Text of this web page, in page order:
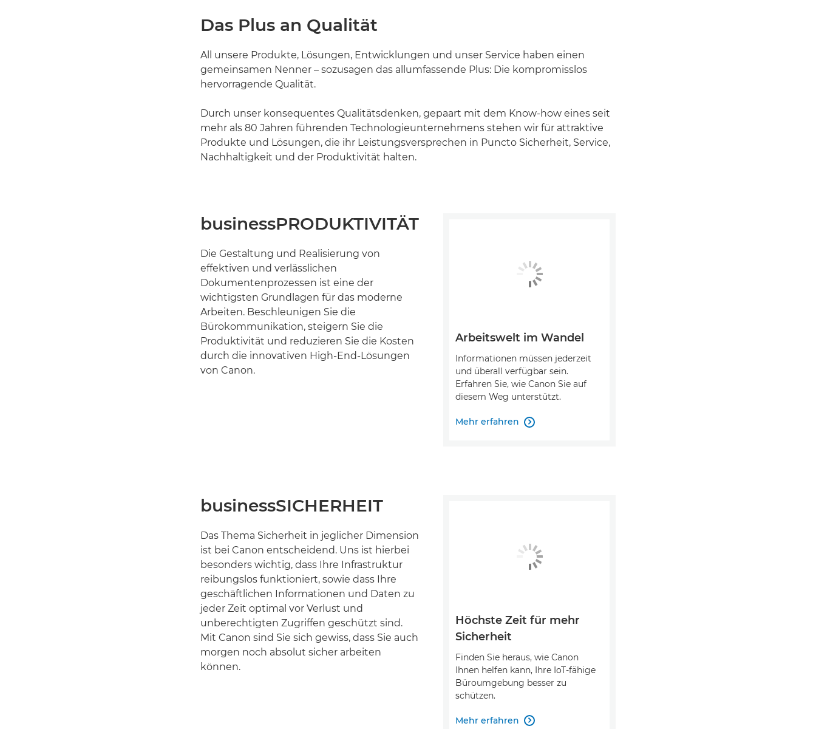
Das Plus an Qualität
All unsere Produkte, Lösungen, Entwicklungen und unser Service haben einen
gemeinsamen Nenner – sozusagen das allumfassende Plus: Die kompromisslos
hervorragende Qualität.
Durch unser konsequentes Qualitätsdenken, gepaart mit dem Know-how eines seit
mehr als 80 Jahren führenden Technologieunternehmens stehen wir für attraktive
Produkte und Lösungen, die ihr Leistungsversprechen in Puncto Sicherheit, Service,
Nachhaltigkeit und der Produktivität halten.
businessPRODUKTIVITÄT
Die Gestaltung und Realisierung von
effektiven und verlässlichen
Dokumentenprozessen ist eine der
wichtigsten Grundlagen für das moderne
Arbeiten. Beschleunigen Sie die
Bürokommunikation, steigern Sie die
Produktivität und reduzieren Sie die Kosten
durch die innovativen High-End-Lösungen
von Canon.
Arbeitswelt im Wandel
Informationen müssen jederzeit
und überall verfügbar sein.
Erfahren Sie, wie Canon Sie auf
diesem Weg unterstützt.
Mehr erfahren 
businessSICHERHEIT
Das Thema Sicherheit in jeglicher Dimension
ist bei Canon entscheidend. Uns ist hierbei
besonders wichtig, dass Ihre Infrastruktur
reibungslos funktioniert, sowie dass Ihre
geschäftlichen Informationen und Daten zu
jeder Zeit optimal vor Verlust und
unberechtigten Zugriffen geschützt sind.
Mit Canon sind Sie sich gewiss, dass Sie auch
morgen noch absolut sicher arbeiten
können.
Höchste Zeit für mehr
Sicherheit
Finden Sie heraus, wie Canon
Ihnen helfen kann, Ihre IoT-fähige
Büroumgebung besser zu
schützen.
Mehr erfahren 